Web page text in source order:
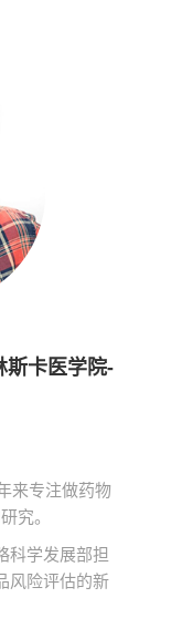
斯卡医学院-
来专注做药物
究。
科学发展部担
风险评估的新